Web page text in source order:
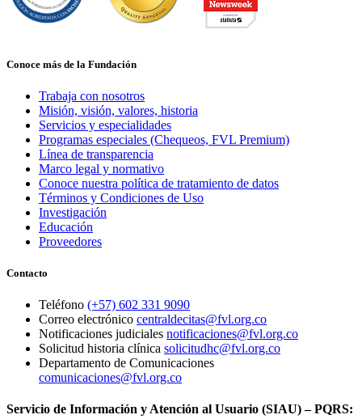
Conoce más de la Fundación
Trabaja con nosotros
Misión, visión, valores, historia
Servicios y especialidades
Programas especiales (Chequeos, FVL Premium)
Línea de transparencia
Marco legal y normativo
Conoce nuestra política de tratamiento de datos
Términos y Condiciones de Uso
Investigación
Educación
Proveedores
Contacto
Teléfono (+57) 602 331 9090
Correo electrónico centraldecitas@fvl.org.co
Notificaciones judiciales notificaciones@fvl.org.co
Solicitud historia clínica solicitudhc@fvl.org.co
Departamento de Comunicaciones
comunicaciones@fvl.org.co
Servicio de Información y Atención al Usuario (SIAU) – PQRS: